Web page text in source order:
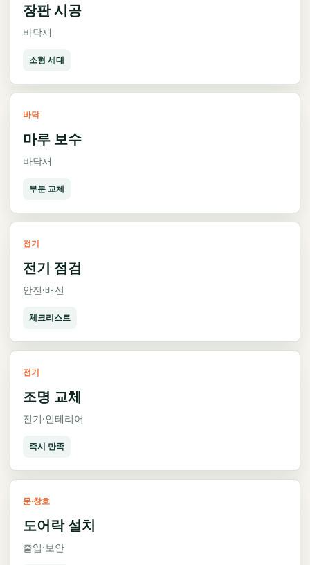
장판 시공
바닥재
소형 세대
바닥
마루 보수
바닥재
부분 교체
전기
전기 점검
안전·배선
체크리스트
전기
조명 교체
전기·인테리어
즉시 만족
문·창호
도어락 설치
출입·보안